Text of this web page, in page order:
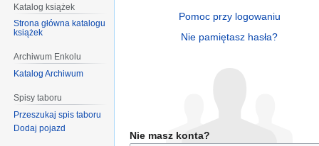
Pomoc przy logowaniu
Nie pamiętasz hasła?
Nie masz konta?
Katalog książek
Strona główna katalogu
książek
Archiwum Enkolu
Katalog Archiwum
Spisy taboru
Przeszukaj spis taboru
Dodaj pojazd